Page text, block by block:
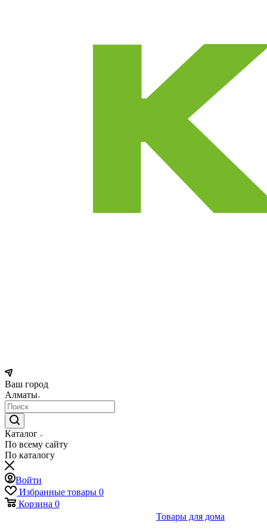
Ваш город
Алматы
Каталог
По всему сайту
По каталогу
Войти
Избранные товары 0
Корзина 0
Товары для дома